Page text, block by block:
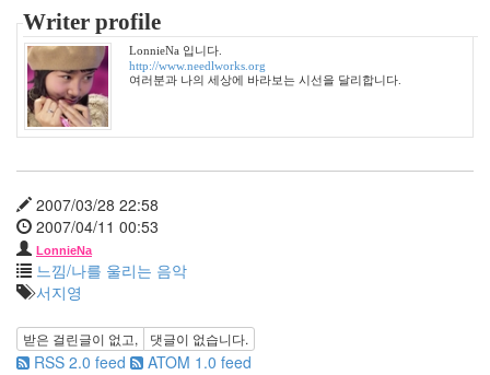
Writer profile
LonnieNa 입니다.
http://www.needlworks.org
여러분과 나의 세상에 바라보는 시선을 달리합니다.
2007/03/28 22:58
2007/04/11 00:53
LonnieNa
느낌/나를 울리는 음악
서지영
받은 걸린글이 없고, 댓글이 없습니다.
RSS 2.0 feed ATOM 1.0 feed
3
etc
2
web
clips
1
포
토
범
215
여
행
14
경
13